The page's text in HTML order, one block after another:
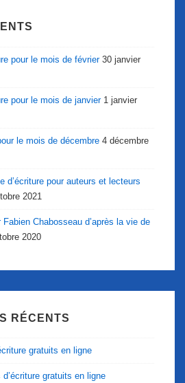
pour le mois de février 30 janvier
pour le mois de janvier 1 janvier
le mois de décembre 4 décembre
d’écriture pour auteurs et lecteurs
2021
Chabosseau d’après la vie de
2020
RÉCENTS
gratuits en ligne
d’écriture gratuits en ligne